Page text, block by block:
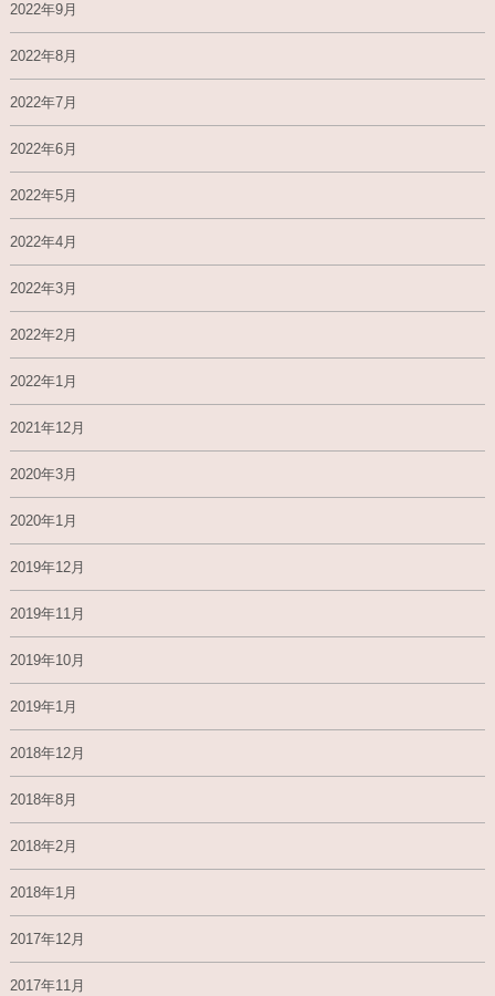
2022年9月
2022年8月
2022年7月
2022年6月
2022年5月
2022年4月
2022年3月
2022年2月
2022年1月
2021年12月
2020年3月
2020年1月
2019年12月
2019年11月
2019年10月
2019年1月
2018年12月
2018年8月
2018年2月
2018年1月
2017年12月
2017年11月